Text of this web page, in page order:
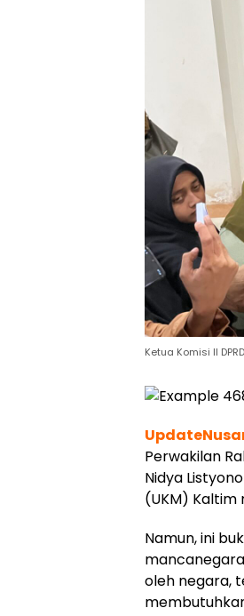
Ketua Komisi II
Perwakilan
Nidya
(UKM) Kaltim
Namun, ini
oleh negara,